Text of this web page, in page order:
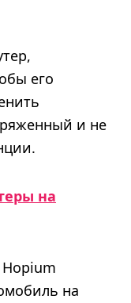
его
и не
на
на